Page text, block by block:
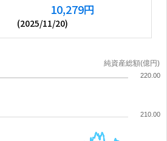
10,279円
(2025/11/20)
純資産総額(億円)
210.00
220.00